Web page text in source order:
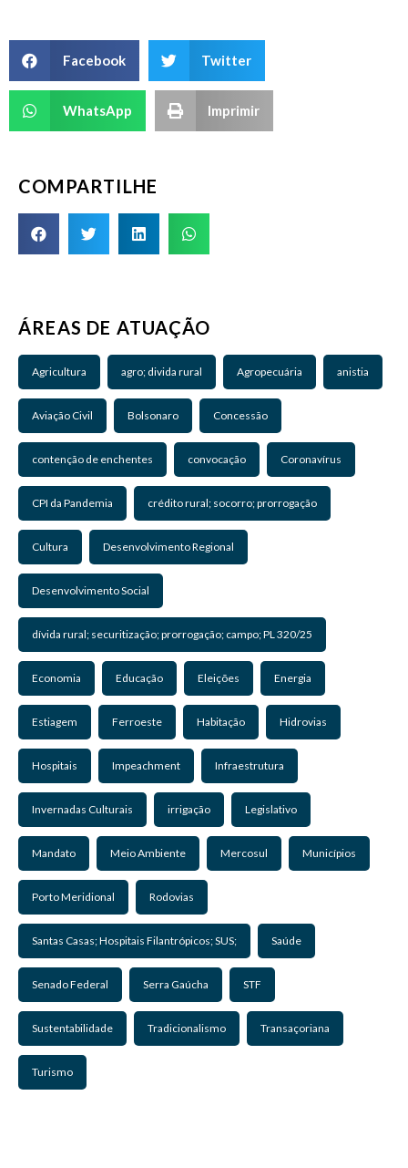
Facebook Twitter
WhatsApp Imprimir
COMPARTILHE
ÁREAS DE ATUAÇÃO
Agricultura agro; divida rural Agropecuária anistia
Aviação Civil Bolsonaro Concessão
contenção de enchentes convocação Coronavírus
CPI da Pandemia crédito rural; socorro; prorrogação
Cultura Desenvolvimento Regional
Desenvolvimento Social
dívida rural; securitização; prorrogação; campo; PL 320/25
Economia Educação Eleições Energia
Estiagem Ferroeste Habitação Hidrovias
Hospitais Impeachment Infraestrutura
Invernadas Culturais irrigação Legislativo
Mandato Meio Ambiente Mercosul Municípios
Porto Meridional Rodovias
Santas Casas; Hospitais Filantrópicos; SUS; Saúde
Senado Federal Serra Gaúcha STF
Sustentabilidade Tradicionalismo Transaçoriana
Turismo